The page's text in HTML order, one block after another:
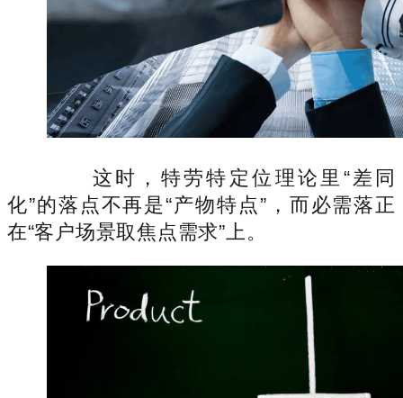
这时，特劳特定位理论里“差同
化”的落点不再是“产物特点”，而必需落正
在“客户场景取焦点需求”上。